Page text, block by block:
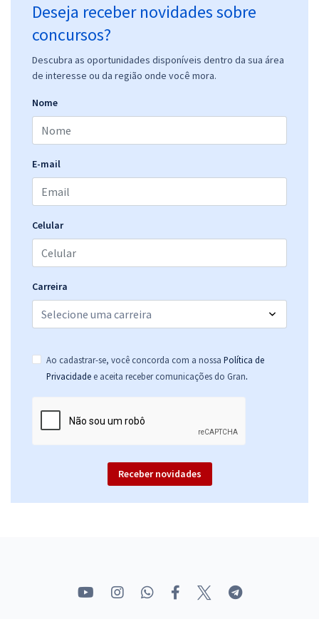
Deseja receber novidades sobre
concursos?
Descubra as oportunidades disponíveis dentro da sua área
de interesse ou da região onde você mora.
Nome
E-mail
Celular
Carreira
Ao cadastrar-se, você concorda com a nossa Política de
Privacidade e aceita receber comunicações do Gran.
Receber novidades